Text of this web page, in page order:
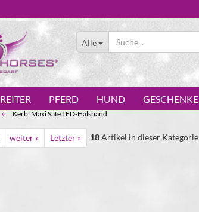
Alle
REITER PFERD HUND GESCHENKE
» Kerbl Maxi Safe LED-Halsband
weiter » Letzter » 18Artikel in dieser Kategorie